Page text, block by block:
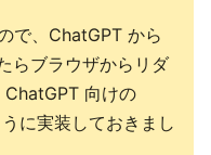
で、ChatGPT から
らブラウザからリダ
向けの
に実装しておきまし